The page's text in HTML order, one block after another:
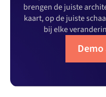
brengen de juiste
kaart, op de juiste
bij elke
Demo